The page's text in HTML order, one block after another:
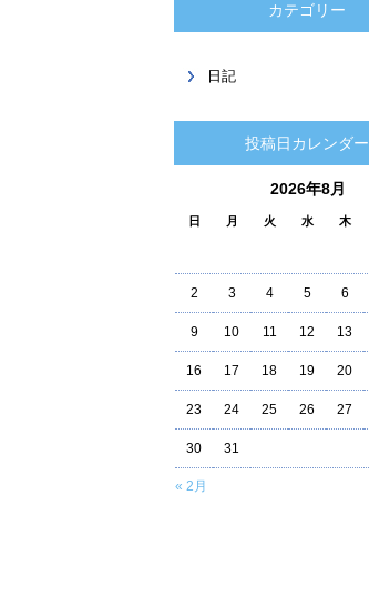
カテゴリー
日記
投稿日カレンダー
2026年8月
日 月 火 水 木
« 2月
2 3 4 5 6
9 10 11 12 13
16 17 18 19 20
23 24 25 26 27
30 31